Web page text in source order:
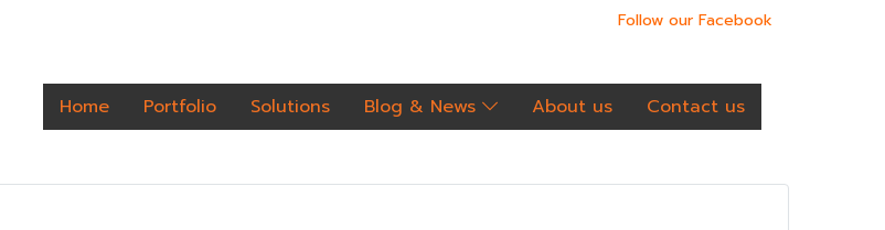
Follow our Facebook
Home Portfolio Solutions Blog & News About us Contact us